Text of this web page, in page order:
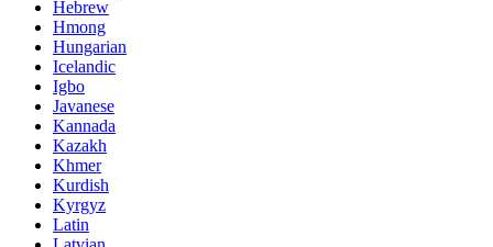
Hebrew
Hmong
Hungarian
Icelandic
Igbo
Javanese
Kannada
Kazakh
Khmer
Kurdish
Kyrgyz
Latin